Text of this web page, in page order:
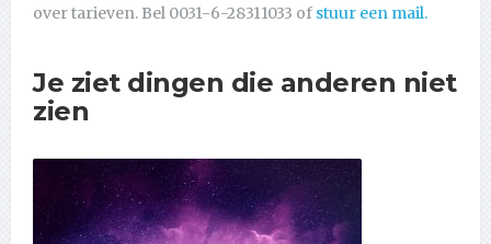
over tarieven. Bel 0031-6-28311033 of stuur een mail.
Je ziet dingen die anderen niet
zien